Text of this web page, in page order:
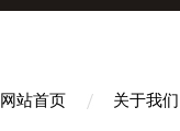
网站首页 关于我们